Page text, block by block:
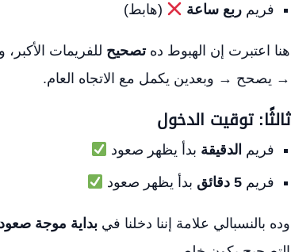
فريم ربع ساعة (هابط)
هنا اعتبرت إن الهبوط دهتصحيح للفريمات
→ يصحح → وبعدين يكمل مع الاتجاه العام.
ثالثًا: توقيت الدخول
فريم الدقيقة بدأ يظهر صعود
فريم 5 دقائق بدأ يظهر صعود
وده بالنسبالي علامة إننا دخلنا في بداية موجة صعود